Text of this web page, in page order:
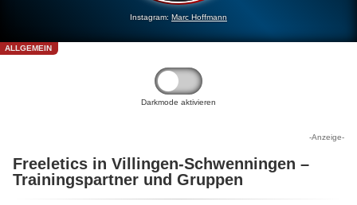
Instagram: Marc Hoffmann
ALLGEMEIN
Darkmode aktivieren
-Anzeige-
Freeletics in Villingen-Schwenningen –
Trainingspartner und Gruppen